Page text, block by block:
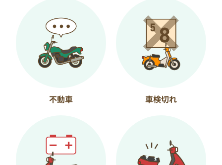
不動車 車検切れ